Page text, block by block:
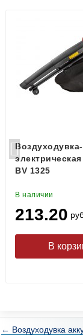
электрическая
BV 1325
В наличии
213.20
← Воздуходувка